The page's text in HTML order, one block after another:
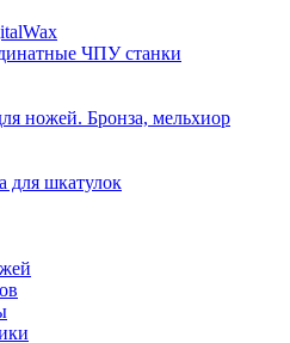
ЧПУ станки
ножей. Бронза, мельхиор
для шкатулок